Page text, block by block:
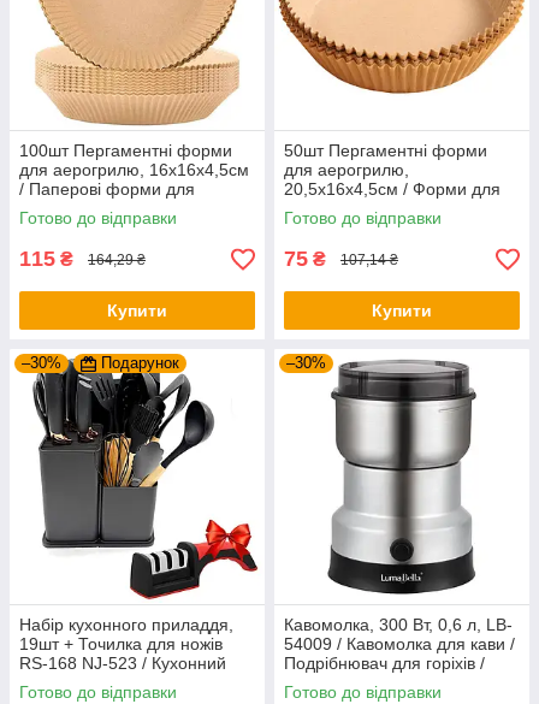
100шт Пергаментні форми
для аерогрилю, 16х16х4,5см
/ Паперові форми для
мультипечі / Форми для
випічки
Готово до відправки
115 ₴ 164,29 ₴
Купити
50шт Пергаментні форми
для аерогрилю,
20,5х16х4,5см / Форми для
випічки / Форма для
аерогрилю
Готово до відправки
75 ₴ 107,14 ₴
Купити
–30% Подарунок
Набір кухонного приладдя,
19шт + Точилка для ножів
RS-168 NJ-523 / Кухонний
набір приладів
Готово до відправки
–30%
Кавомолка, 300 Вт, 0,6 л, LB-
54009 / Кавомолка для кави /
Подрібнювач для горіхів /
Електрична кавомолка
Готово до відправки